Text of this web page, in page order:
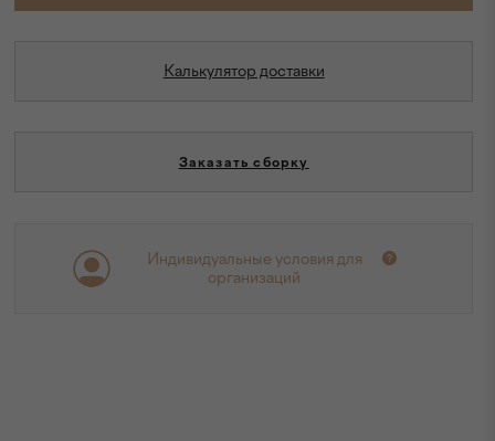
Калькулятор доставки
Заказать сборку
Индивидуальные условия для
организаций